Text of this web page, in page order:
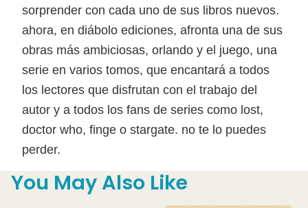
sorprender con cada uno de sus libros nuevos.
ahora, en diábolo ediciones, afronta una de sus
obras más ambiciosas, orlando y el juego, una
serie en varios tomos, que encantará a todos
los lectores que disfrutan con el trabajo del
autor y a todos los fans de series como lost,
doctor who, finge o stargate. no te lo puedes
perder.
You May Also Like